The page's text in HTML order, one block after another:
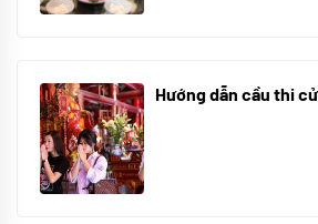
Hướng dẫn cầu thi